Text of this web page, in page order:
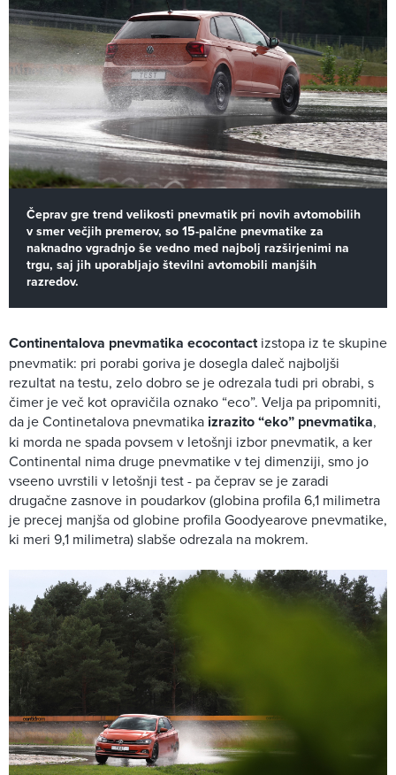
Čeprav gre trend velikosti pnevmatik pri novih avtomobilih
v smer večjih premerov, so 15-palčne pnevmatike za
naknadno vgradnjo še vedno med najbolj razširjenimi na
trgu, saj jih uporabljajo številni avtomobili manjših
razredov.
Continentalova pnevmatika ecocontactizstopa iz te skupine
pnevmatik: pri porabi goriva je dosegla daleč najboljši
rezultat na testu, zelo dobro se je odrezala tudi pri obrabi, s
čimer je več kot opravičila oznako “eco”. Velja pa pripomniti,
da je Continetalova pnevmatika izrazito “eko” pnevmatika,
ki morda ne spada povsem v letošnji izbor pnevmatik, a ker
Continental nima druge pnevmatike v tej dimenziji, smo jo
vseeno uvrstili v letošnji test - pa čeprav se je zaradi
drugačne zasnove in poudarkov (globina profila 6,1 milimetra
je precej manjša od globine profila Goodyearove pnevmatike,
ki meri 9,1 milimetra) slabše odrezala na mokrem.